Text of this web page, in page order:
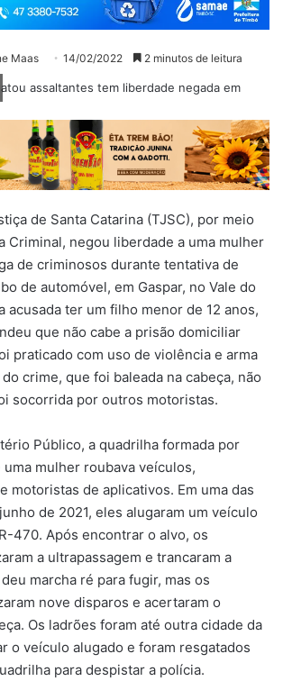
Maas 14/02/2022 2 minutos de leitura
de Santa Catarina (TJSC), por meio
Criminal, negou liberdade a uma mulher
de criminosos durante tentativa de
de automóvel, em Gaspar, no Vale do
acusada ter um filho menor de 12 anos,
que não cabe a prisão domiciliar
praticado com uso de violência e arma
crime, que foi baleada na cabeça, não
socorrida por outros motoristas.
Público, a quadrilha formada por
mulher roubava veículos,
motoristas de aplicativos. Em uma das
de 2021, eles alugaram um veículo
470. Após encontrar o alvo, os
a ultrapassagem e trancaram a
marcha ré para fugir, mas os
nove disparos e acertaram o
Os ladrões foram até outra cidade da
o veículo alugado e foram resgatados
para despistar a polícia.